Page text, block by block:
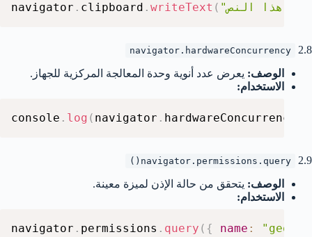
navigator . clipboard . writeText (
2.8
navigator.hardwareConcurrency
الوصف: يعرض عدد أنوية وحدة المعالجة المركزية للجهاز.
الاستخدام:
console . log ( navigator . hardwareConcurrency
2.9
navigator.permissions.query()
الوصف: يتحقق من حالة الإذن لميزة معينة.
الاستخدام:
navigator . permissions . query ( { name :